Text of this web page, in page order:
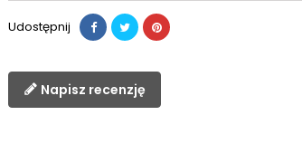
Udostępnij
Napisz recenzję